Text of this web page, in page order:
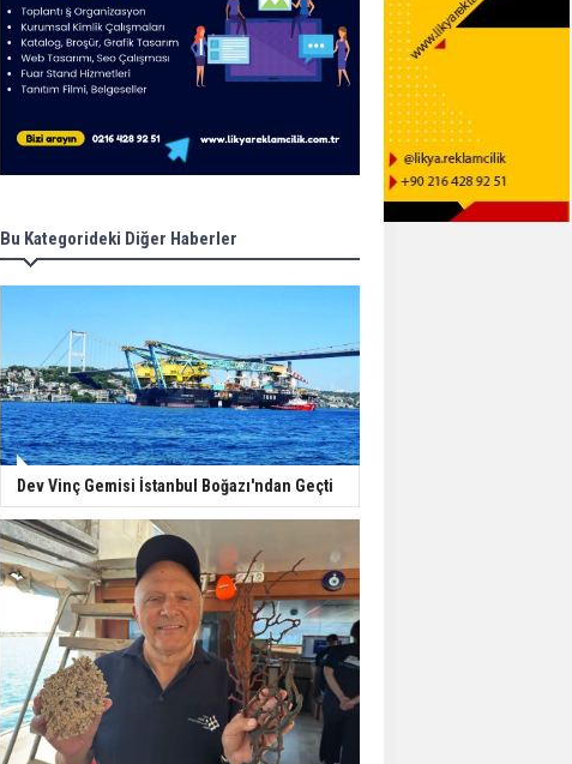
Bu Kategorideki Diğer Haberler
Dev Vinç Gemisi İstanbul Boğazı'ndan Geçti